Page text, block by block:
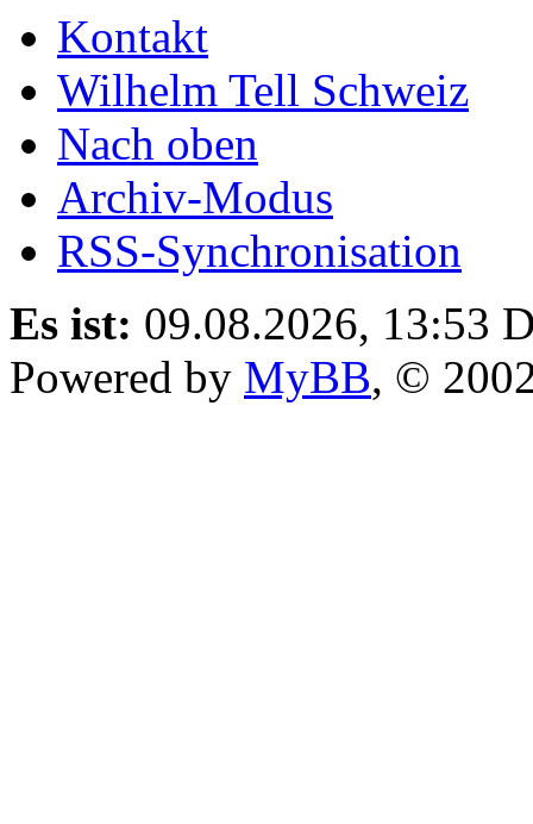
Kontakt
Wilhelm Tell Schweiz
Nach oben
Archiv-Modus
RSS-Synchronisation
Es ist: 09.08.2026, 13:53
Powered by MyBB, ©